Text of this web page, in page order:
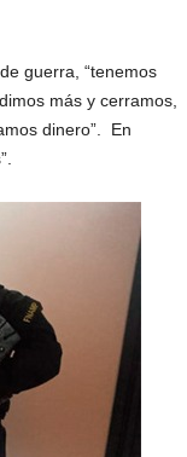
guerra, “tenemos
más y cerramos,
dinero”. En